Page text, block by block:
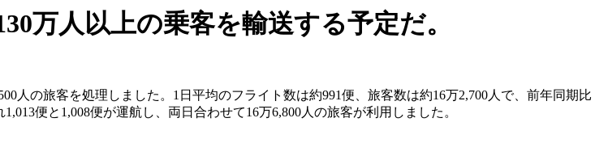
万人以上の乗客を輸送する予定だ。
人の旅客を処理しました。1日平均のフライト数は約991便、旅客数は約16万2,700人で、前年同期比
便と1,008便が運航し、両日合わせて16万6,800人の旅客が利用しました。